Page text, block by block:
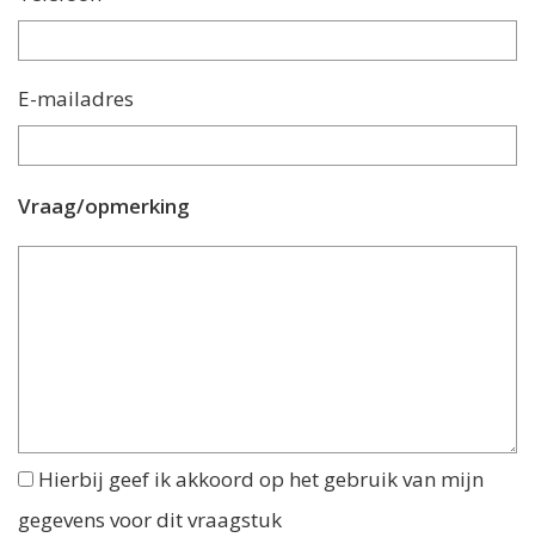
E-mailadres
Vraag/opmerking
Hierbij geef ik akkoord op het gebruik van mijn
gegevens voor dit vraagstuk